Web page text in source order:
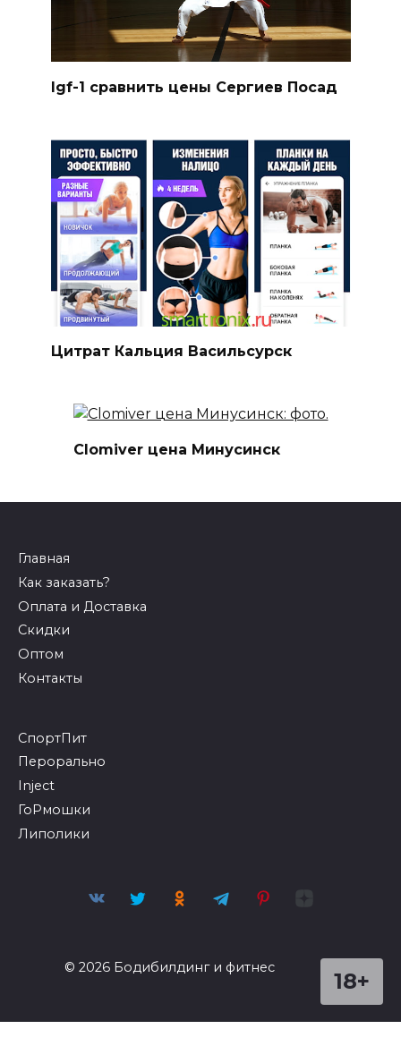
Igf-1 сравнить цены Сергиев Посад
Цитрат Кальция Васильсурск
Clomiver цена Минусинск
Главная
Как заказать?
Оплата и Доставка
Скидки
Оптом
Контакты
СпортПит
Перорально
Inject
ГоРмошки
Липолики
18+
© 2026 Бодибилдинг и фитнес